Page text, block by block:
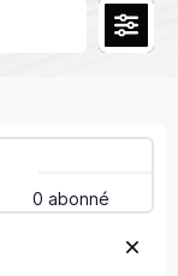
0 abonné